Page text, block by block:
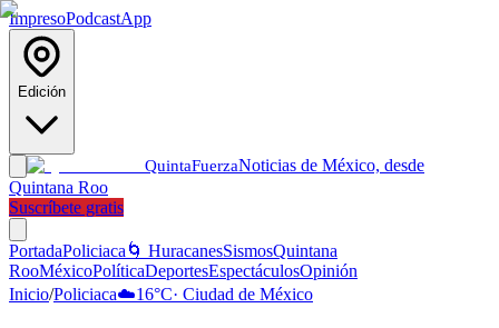
ImpresoPodcastApp
Edición
QuintaFuerzaNoticias de México, desde
Quintana Roo
Suscríbete gratis
PortadaPoliciaca 🌀 HuracanesSismosQuintana
RooMéxicoPolíticaDeportesEspectáculosOpinión
Inicio/Policiaca☁️16°C· Ciudad de México